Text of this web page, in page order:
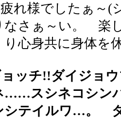
れ様でしたぁ～
なさぁ～い。 楽
り心身共に身体を
ッチ!!ダイジョ
……スシネコシン
シテイルワ…。